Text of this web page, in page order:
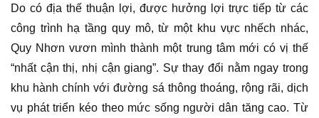
Do có địa thế thuận lợi, được hưởng lợi trực tiếp từ các
công trình hạ tầng quy mô, từ một khu vực nhếch nhác,
Quy Nhơn vươn mình thành một trung tâm mới có vị thế
“nhất cận thị, nhị cận giang”. Sự thay đổi nằm ngay trong
khu hành chính với đường sá thông thoáng, rộng rãi, dịch
vụ phát triển kéo theo mức sống người dân tăng cao. Từ